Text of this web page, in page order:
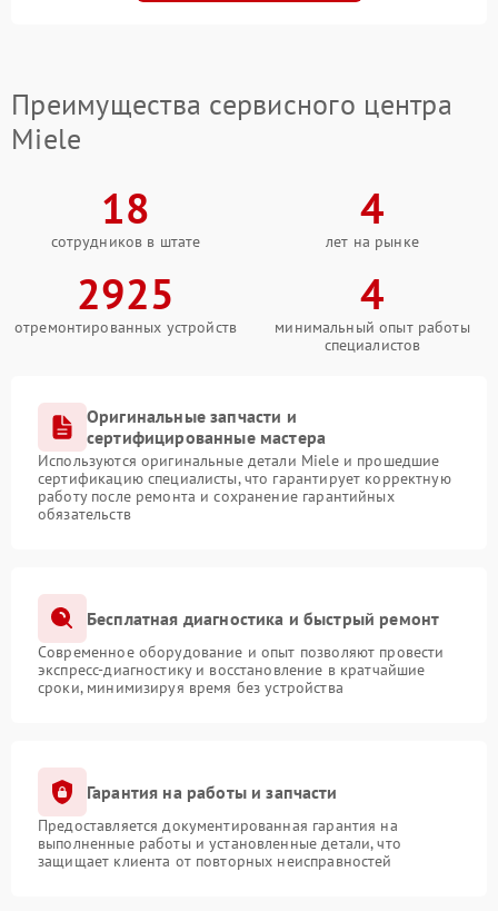
Преимущества сервисного центра
Miele
18
сотрудников в штате
4
лет на рынке
2925
отремонтированных устройств
4
минимальный опыт работы
специалистов
Оригинальные запчасти и
сертифицированные мастера
Используются оригинальные детали Miele и прошедшие
сертификацию специалисты, что гарантирует корректную
работу после ремонта и сохранение гарантийных
обязательств
Бесплатная диагностика и быстрый ремонт
Современное оборудование и опыт позволяют провести
экспресс-диагностику и восстановление в кратчайшие
сроки, минимизируя время без устройства
Гарантия на работы и запчасти
Предоставляется документированная гарантия на
выполненные работы и установленные детали, что
защищает клиента от повторных неисправностей